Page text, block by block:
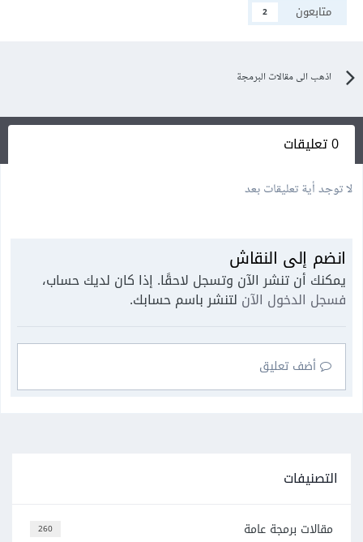
متابعون
2
اذهب الى مقالات البرمجة
0 تعليقات
لا توجد أية تعليقات بعد
انضم إلى النقاش
يمكنك أن تنشر الآن وتسجل لاحقًا. إذا كان لديك حساب،
فسجل الدخول الآن لتنشر باسم حسابك.
أضف تعليق
التصنيفات
260 مقالات برمجة عامة